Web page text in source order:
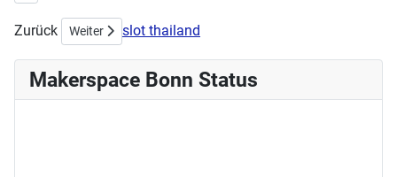
Zurück Nächster Beitrag: Vortragsreihe Smart Home Konzepte
Weiter slot thailand
Makerspace Bonn Status